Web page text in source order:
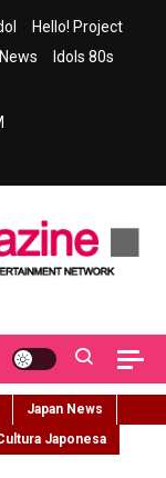
Hello! Project
Idols 80s
Japan News
Japonesa